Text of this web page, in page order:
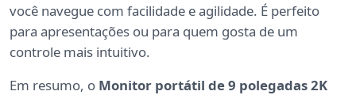
você navegue com facilidade e agilidade. É perfeito
para apresentações ou para quem gosta de um
controle mais intuitivo.
Em resumo, o Monitor portátil de 9 polegadas 2K